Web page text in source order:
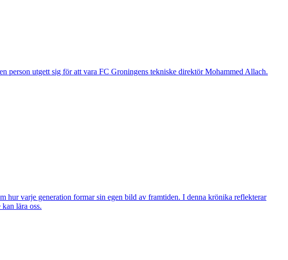
person utgett sig för att vara FC Groningens tekniske direktör Mohammed Allach.
hur varje generation formar sin egen bild av framtiden. I denna krönika reflekterar
lära oss.